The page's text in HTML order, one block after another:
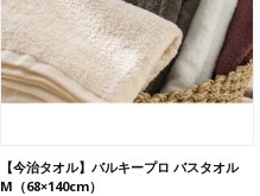
【今治タオル】バルキープロ バスタオル
M（68×140cm）